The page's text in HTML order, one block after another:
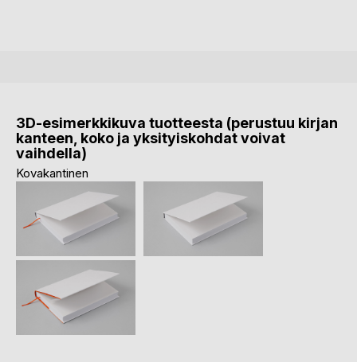
3D-esimerkkikuva tuotteesta (perustuu kirjan
kanteen, koko ja yksityiskohdat voivat
vaihdella)
Kovakantinen